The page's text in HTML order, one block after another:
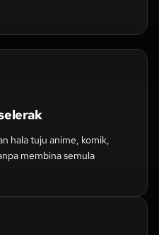
hala tuju anime, komik,
membina semula